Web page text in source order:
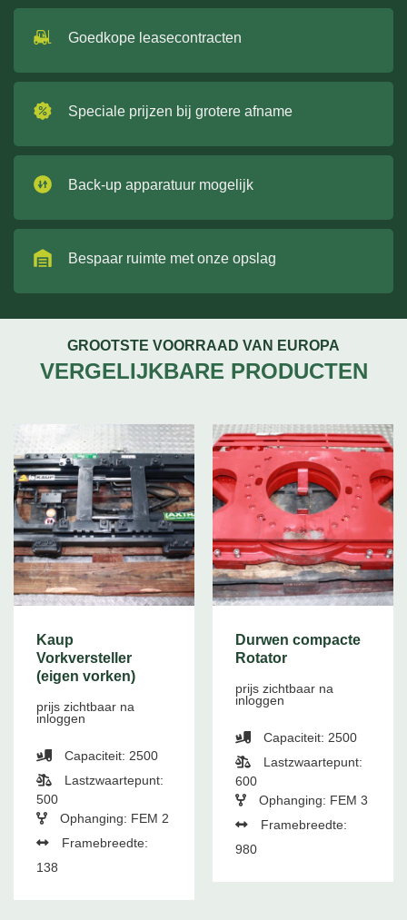
Goedkope leasecontracten
Speciale prijzen bij grotere afname
Back-up apparatuur mogelijk
Bespaar ruimte met onze opslag
GROOTSTE VOORRAAD VAN EUROPA
VERGELIJKBARE PRODUCTEN
Kaup
Vorkversteller
(eigen vorken)
prijs zichtbaar na
inloggen
Capaciteit: 2500
Lastzwaartepunt:
500
Ophanging: FEM 2
Framebreedte:
138
Durwen compacte
Rotator
prijs zichtbaar na
inloggen
Capaciteit: 2500
Lastzwaartepunt:
600
Ophanging: FEM 3
Framebreedte:
980